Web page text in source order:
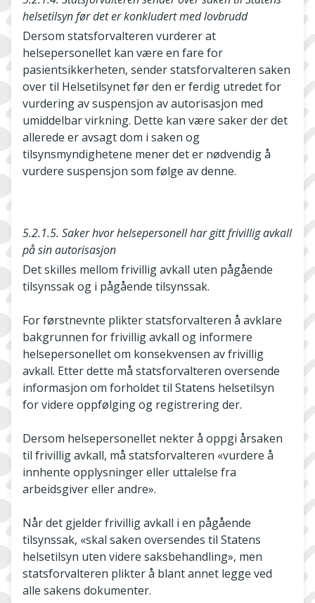
helsetilsyn før det er konkludert med lovbrudd
Dersom statsforvalteren vurderer at
helsepersonellet kan være en fare for
pasientsikkerheten, sender statsforvalteren saken
over til Helsetilsynet før den er ferdig utredet for
vurdering av suspensjon av autorisasjon med
umiddelbar virkning. Dette kan være saker der det
allerede er avsagt dom i saken og
tilsynsmyndighetene mener det er nødvendig å
vurdere suspensjon som følge av denne.
5.2.1.5. Saker hvor helsepersonell har gitt frivillig avkall
på sin autorisasjon
Det skilles mellom frivillig avkall uten pågående
tilsynssak og i pågående tilsynssak.
For førstnevnte plikter statsforvalteren å avklare
bakgrunnen for frivillig avkall og informere
helsepersonellet om konsekvensen av frivillig
avkall. Etter dette må statsforvalteren oversende
informasjon om forholdet til Statens helsetilsyn
for videre oppfølging og registrering der.
Dersom helsepersonellet nekter å oppgi årsaken
til frivillig avkall, må statsforvalteren «vurdere å
innhente opplysninger eller uttalelse fra
arbeidsgiver eller andre».
Når det gjelder frivillig avkall i en pågående
tilsynssak, «skal saken oversendes til Statens
helsetilsyn uten videre saksbehandling», men
statsforvalteren plikter å blant annet legge ved
alle sakens dokumenter.